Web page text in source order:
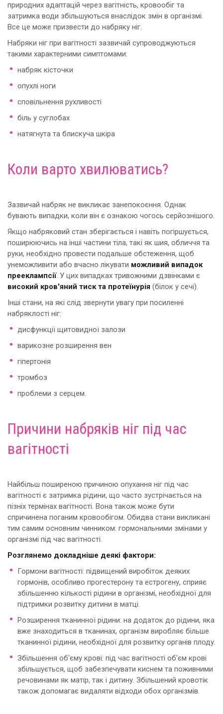
природних адаптацій через вагітність, кровообіг та
затримка води збільшуються внаслідок змін в організмі.
Все це може призвести до набряку ніг.
Набряки ніг при вагітності зазвичай супроводжуються
такими характерними симптомами:
набряк кісточки
опухлі ноги
сповільнення рухливості
біль у суглобах
натягнута та блискуча шкіра
Коли варто хвилюватись?
Зазвичай набряк не викликає занепокоєння. Однак
бувають випадки, коли він є ознакою чогось серйознішого.
Якщо набряковий стан зберігається і навіть погіршується,
поширюючись на інші частини тіла, такі як шия, обличчя та
руки, необхідно провести подальше обстеження, щоб
унеможливити або вчасно лікувати можливий випадок
прееклампсії. У цих випадках тривожними дзвінками є
високий кров'яний тиск та протеїнурія (білок у сечі).
Інші стани, на які слід звернути увагу при посиленні
набряклості ніг:
дисфункції щитовидної залози
варикозне розширення вен
гіпертонія
тромбоз
проблеми з серцем.
Причини набряків ніг під час
вагітності
Найбільш поширеною причиною опухання ніг під час
вагітності є затримка рідини, що часто зустрічається на
пізніх термінах вагітності. Вона також може бути
спричинена поганим кровообігом. Обидва стани викликані
тим самим основним чинником: гормональними змінами у
організмі під час вагітності.
Розглянемо докладніше деякі фактори:
Гормони вагітності: підвищений виробіток деяких
гормонів, особливо прогестерону та естрогену, сприяє
збільшенню кількості рідини в організмі, необхідної для
підтримки розвитку дитини в матці.
Розширення тканинної рідини: на додаток до рідини, яка
вже знаходиться в тканинах, організм виробляє більше
тканинної рідини, необхідної для розвитку органів плоду.
Збільшення об'єму крові: під час вагітності об'єм крові
збільшується, щоб забезпечувати киснем та поживними
речовинами як матір, так і дитину. Збільшений кровотік
також допомагає видаляти відходи обох організмів.